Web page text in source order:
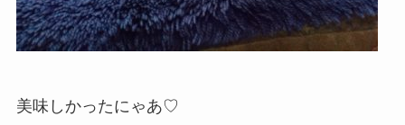
美味しかったにゃあ♡